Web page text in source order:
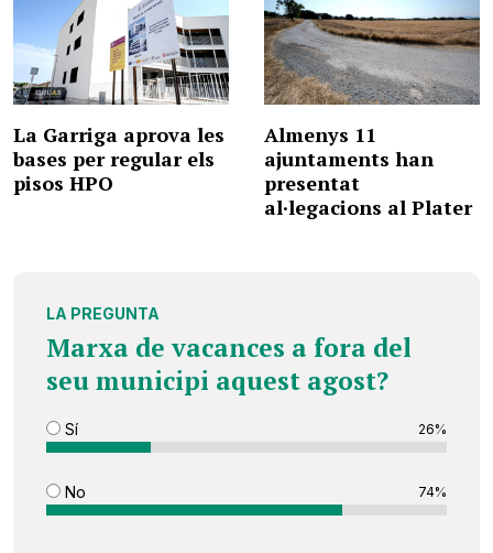
La Garriga aprova les
bases per regular els
pisos HPO
Almenys 11
ajuntaments han
presentat
al·legacions al Plater
LA PREGUNTA
Marxa de vacances a fora del
seu municipi aquest agost?
Sí 26%
No 74%